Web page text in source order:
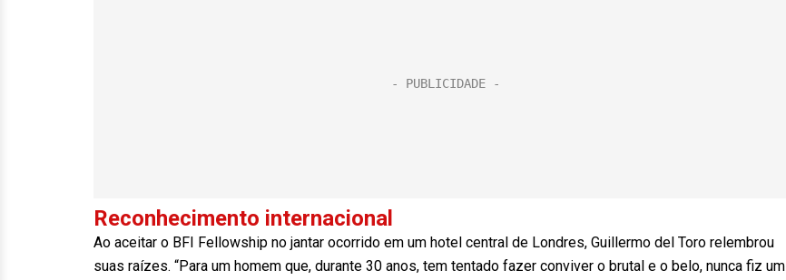
Reconhecimento internacional
Ao aceitar o BFI Fellowship no jantar ocorrido em um hotel central de Londres, Guillermo del Toro relembrou
suas raízes. “Para um homem que, durante 30 anos, tem tentado fazer conviver o brutal e o belo, nunca fiz um